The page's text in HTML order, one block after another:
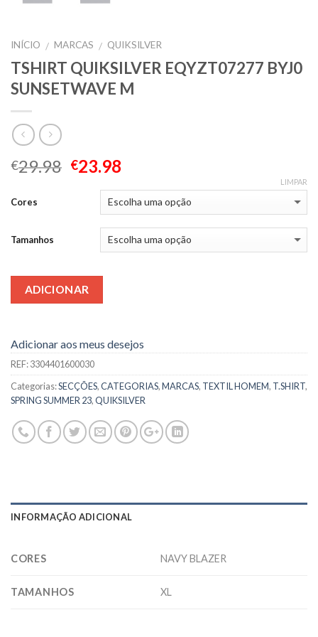
INÍCIO / MARCAS / QUIKSILVER
TSHIRT QUIKSILVER EQYZT07277 BYJ0
SUNSETWAVE M
€29.98 €23.98
Cores
Tamanhos
LIMPAR
ADICIONAR
Adicionar aos meus desejos
REF:3304401600030
Categorias:SECÇÕES,CATEGORIAS,MARCAS, TEXTIL HOMEM, T.SHIRT,
SPRING SUMMER 23,QUIKSILVER
INFORMAÇÃO ADICIONAL
CORES NAVY BLAZER
TAMANHOS XL